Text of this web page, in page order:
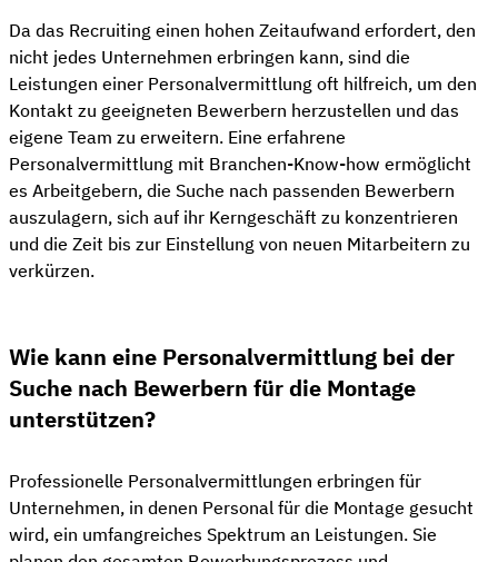
Da das Recruiting einen hohen Zeitaufwand erfordert, den
nicht jedes Unternehmen erbringen kann, sind die
Leistungen einer Personalvermittlung oft hilfreich, um den
Kontakt zu geeigneten Bewerbern herzustellen und das
eigene Team zu erweitern. Eine erfahrene
Personalvermittlung mit Branchen-Know-how ermöglicht
es Arbeitgebern, die Suche nach passenden Bewerbern
auszulagern, sich auf ihr Kerngeschäft zu konzentrieren
und die Zeit bis zur Einstellung von neuen Mitarbeitern zu
verkürzen.
Wie kann eine Personalvermittlung bei der
Suche nach Bewerbern für die Montage
unterstützen?
Professionelle Personalvermittlungen erbringen für
Unternehmen, in denen Personal für die Montage gesucht
wird, ein umfangreiches Spektrum an Leistungen. Sie